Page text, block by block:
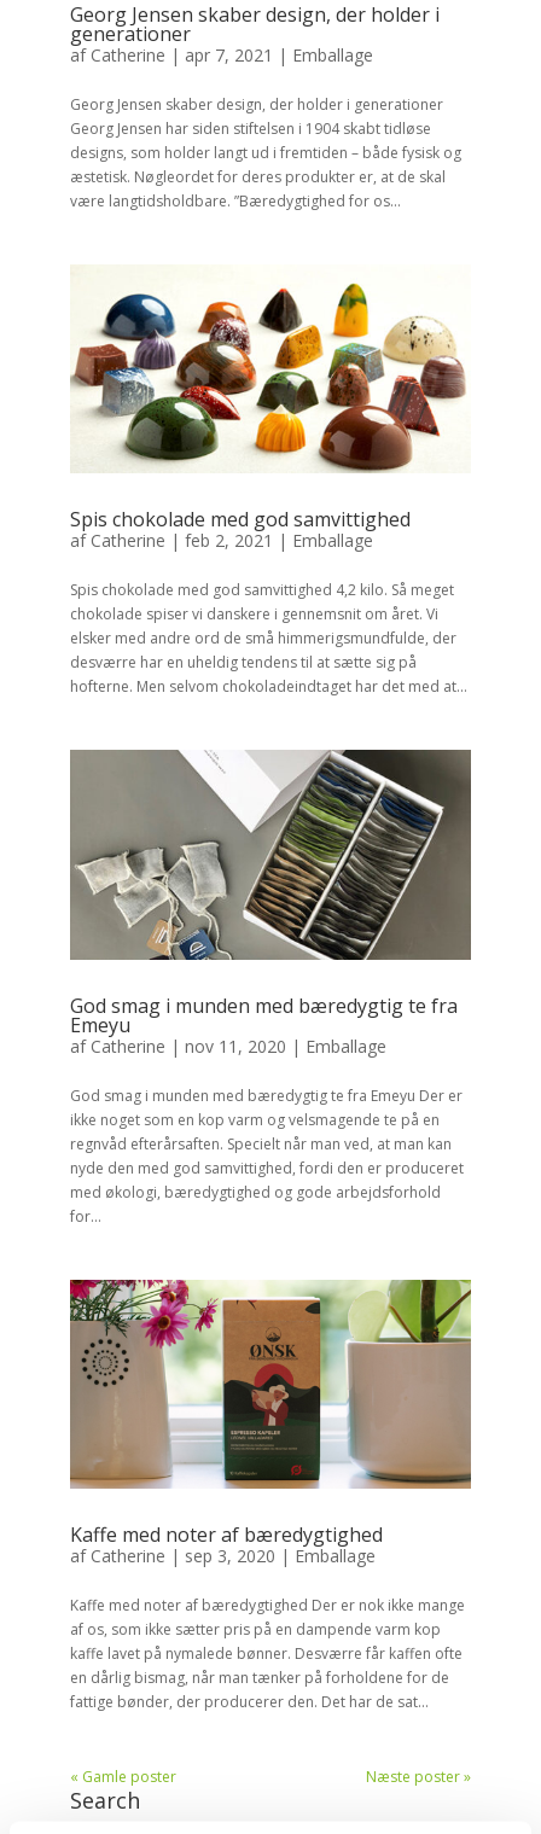
Georg Jensen skaber design, der holder i
generationer
af Catherine | apr 7, 2021 | Emballage
Georg Jensen skaber design, der holder i generationer
Georg Jensen har siden stiftelsen i 1904 skabt tidløse
designs, som holder langt ud i fremtiden – både fysisk og
æstetisk. Nøgleordet for deres produkter er, at de skal
være langtidsholdbare. ”Bæredygtighed for os...
Spis chokolade med god samvittighed
af Catherine |feb 2, 2021 | Emballage
Spis chokolade med god samvittighed 4,2 kilo. Så meget
chokolade spiser vi danskere i gennemsnit om året. Vi
elsker med andre ord de små himmerigsmundfulde, der
desværre har en uheldig tendens til at sætte sig på
hofterne. Men selvom chokoladeindtaget har det med at...
God smag i munden med bæredygtig te fra
Emeyu
af Catherine |nov 11, 2020 | Emballage
God smag i munden med bæredygtig te fra Emeyu Der er
ikke noget som en kop varm og velsmagende te på en
regnvåd efterårsaften. Specielt når man ved, at man kan
nyde den med god samvittighed, fordi den er produceret
med økologi, bæredygtighed og gode arbejdsforhold
for...
Kaffe med noter af bæredygtighed
af Catherine | sep 3, 2020 | Emballage
Kaffe med noter af bæredygtighed Der er nok ikke mange
af os, som ikke sætter pris på en dampende varm kop
kaffe lavet på nymalede bønner. Desværre får kaffen ofte
en dårlig bismag, når man tænker på forholdene for de
fattige bønder, der producerer den. Det har de sat...
« Gamle poster Næste poster »
Search